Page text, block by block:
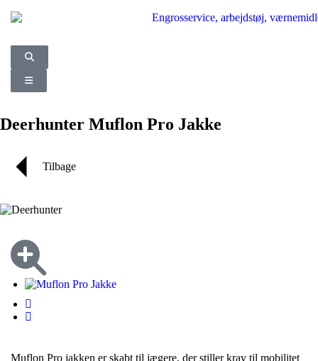
Deerhunter Muflon Pro Jakke
Tilbage
Muflon Pro jakken er skabt til jægere, der stiller krav til mobilitet